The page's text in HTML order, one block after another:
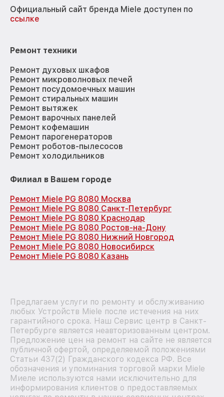
Официальный сайт бренда Miele доступен по
ссылке
Ремонт техники
Ремонт духовых шкафов
Ремонт микроволновых печей
Ремонт посудомоечных машин
Ремонт стиральных машин
Ремонт вытяжек
Ремонт варочных панелей
Ремонт кофемашин
Ремонт парогенераторов
Ремонт роботов-пылесосов
Ремонт холодильников
Филиал в Вашем городе
Ремонт Miele PG 8080 Москва
Ремонт Miele PG 8080 Санкт-Петербург
Ремонт Miele PG 8080 Краснодар
Ремонт Miele PG 8080 Ростов-на-Дону
Ремонт Miele PG 8080 Нижний Новгород
Ремонт Miele PG 8080 Новосибирск
Ремонт Miele PG 8080 Казань
Предлагаем услуги по ремонту и обслуживанию
любых Устройств Miele после истечения на них
гарантийного срока. Наш Сервис центр в Санкт-
Петербурге является неавторизованным центром.
Предложение цен на ремонт на сайте не является
публичной офертой, определяемой положениями
Статьи 437(2) Гражданского кодекса РФ. Все
обозначения и упоминания торговой марки Miele
Миеле используются нами исключительно для
информирования клиентов о предоставляемых